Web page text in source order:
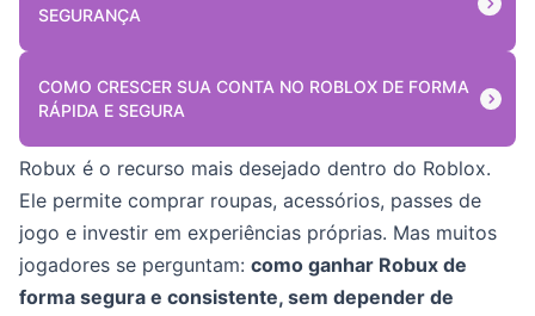
SEGURANÇA
COMO CRESCER SUA CONTA NO ROBLOX DE FORMA
RÁPIDA E SEGURA
Robux é o recurso mais desejado dentro do Roblox.
Ele permite comprar roupas, acessórios, passes de
jogo e investir em experiências próprias. Mas muitos
jogadores se perguntam: como ganhar Robux de
forma segura e consistente, sem depender de